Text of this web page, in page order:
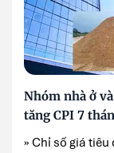
Nhóm nhà ở
tăng CPI 7
» Chỉ số giá